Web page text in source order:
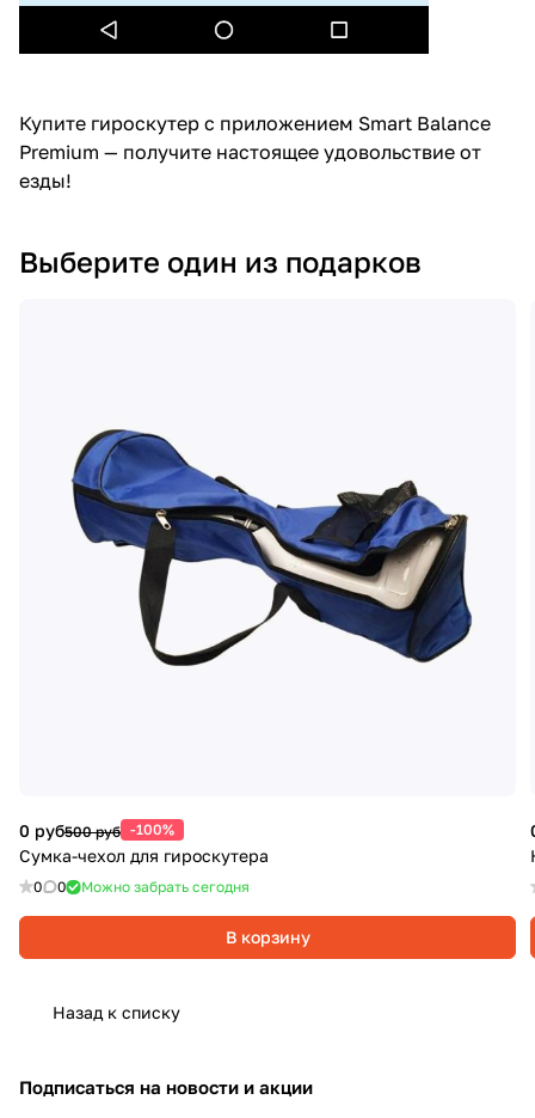
Купите гироскутер с приложением Smart Balance
Premium — получите настоящее удовольствие от
езды!
Выберите один из подарков
0 руб500 руб -100%
Сумка-чехол для гироскутера
0 0 Можно забрать сегодня
В корзину
Назад к списку
Подписаться на новости и акции